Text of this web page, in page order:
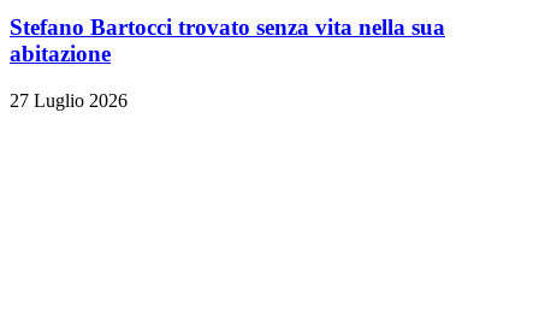
Stefano Bartocci trovato senza vita nella sua
abitazione
27 Luglio 2026